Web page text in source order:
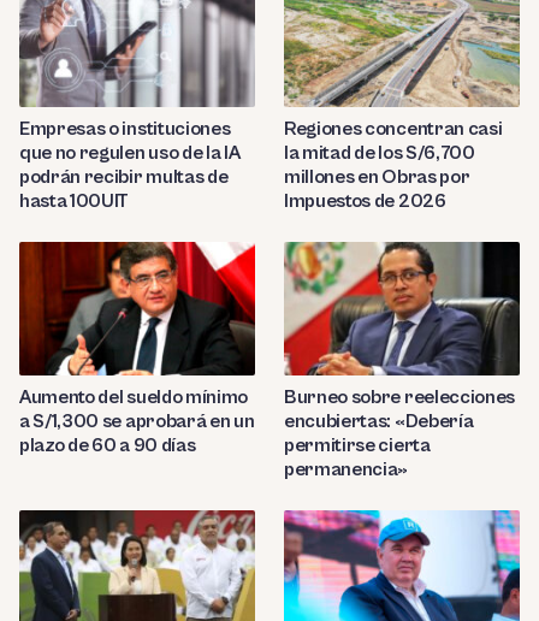
Empresas o instituciones
que no regulen uso de la IA
podrán recibir multas de
hasta 100UIT
Regiones concentran casi
la mitad de los S/6,700
millones en Obras por
Impuestos de 2026
Aumento del sueldo mínimo
a S/1,300 se aprobará en un
plazo de 60 a 90 días
Burneo sobre reelecciones
encubiertas: «Debería
permitirse cierta
permanencia»